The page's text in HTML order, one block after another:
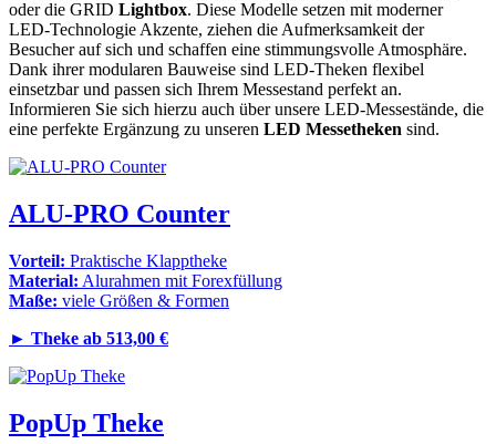
oder die GRID Lightbox. Diese Modelle setzen mit moderner
LED-Technologie Akzente, ziehen die Aufmerksamkeit der
Besucher auf sich und schaffen eine stimmungsvolle Atmosphäre.
Dank ihrer modularen Bauweise sind LED-Theken flexibel
einsetzbar und passen sich Ihrem Messestand perfekt an.
Informieren Sie sich hierzu auch über unsere LED-Messestände, die
eine perfekte Ergänzung zu unseren LED Messetheken sind.
ALU-PRO Counter
Vorteil: Praktische Klapptheke
Material: Alurahmen mit Forexfüllung
Maße: viele Größen & Formen
► Theke ab 513,00 €
PopUp Theke